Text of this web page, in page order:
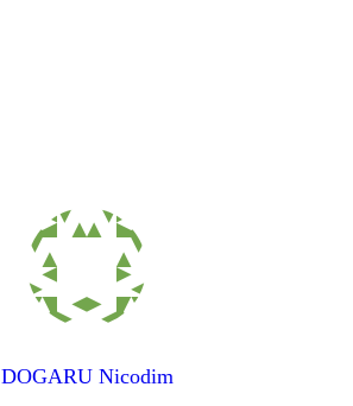
DOGARU Nicodim